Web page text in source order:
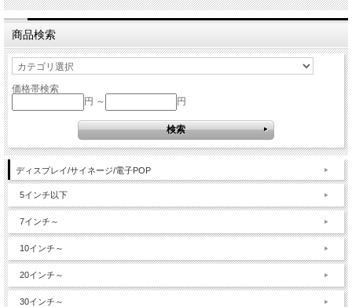
商品検索
価格帯検索
円 ～
円
ディスプレイ/サイネージ/電子POP
5インチ以下
7インチ～
10インチ～
20インチ～
30インチ～